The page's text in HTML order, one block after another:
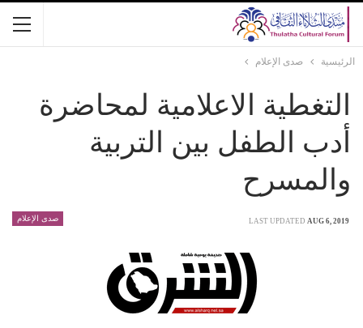
الرئيسية صدى الإعلام
التغطية الاعلامية لمحاضرة
أدب الطفل بين التربية
والمسرح
صدى الإعلام LAST UPDATED AUG 6, 2019